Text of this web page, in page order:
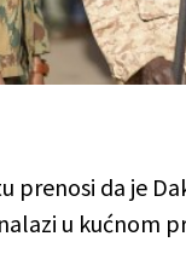
prenosi da je
u kućnom